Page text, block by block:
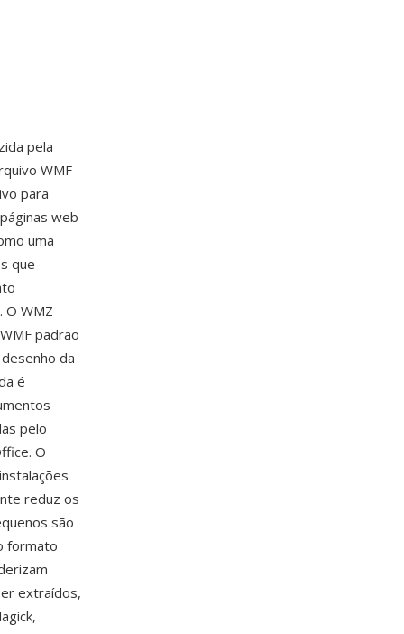
pela
WMF
para
web
uma
que
WMZ
padrão
da
é
pelo
O
reduz os
são
formato
extraídos,